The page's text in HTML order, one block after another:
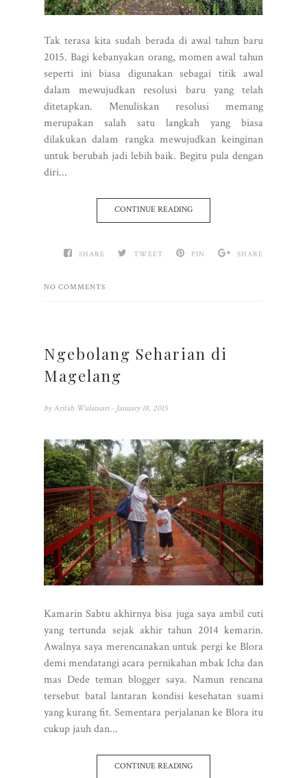
Tak terasa kita sudah berada di awal tahun baru
2015. Bagi kebanyakan orang, momen awal tahun
seperti ini biasa digunakan sebagai titik awal
dalam mewujudkan resolusi baru yang telah
ditetapkan. Menuliskan resolusi memang
merupakan salah satu langkah yang biasa
dilakukan dalam rangka mewujudkan keinginan
untuk berubah jadi lebih baik. Begitu pula dengan
diri...
CONTINUE READING
SHARE TWEET PIN SHARE
NO COMMENTS
Ngebolang Seharian di
Magelang
by Arifah Wulansari - January 18, 2015
Kamarin Sabtu akhirnya bisa juga saya ambil cuti
yang tertunda sejak akhir tahun 2014 kemarin.
Awalnya saya merencanakan untuk pergi ke Blora
demi mendatangi acara pernikahan mbak Icha dan
mas Dede teman blogger saya. Namun rencana
tersebut batal lantaran kondisi kesehatan suami
yang kurang fit. Sementara perjalanan ke Blora itu
cukup jauh dan...
CONTINUE READING